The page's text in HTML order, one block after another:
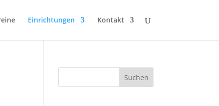
Einrichtungen Kontakt